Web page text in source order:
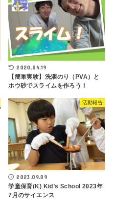
2020.04.19
【簡単実験】洗濯のり（PVA）と
ホウ砂でスライムを作ろう！
活動報告
2023.09.09
学童保育(K) Kid’s School 2023年
7月のサイエンス